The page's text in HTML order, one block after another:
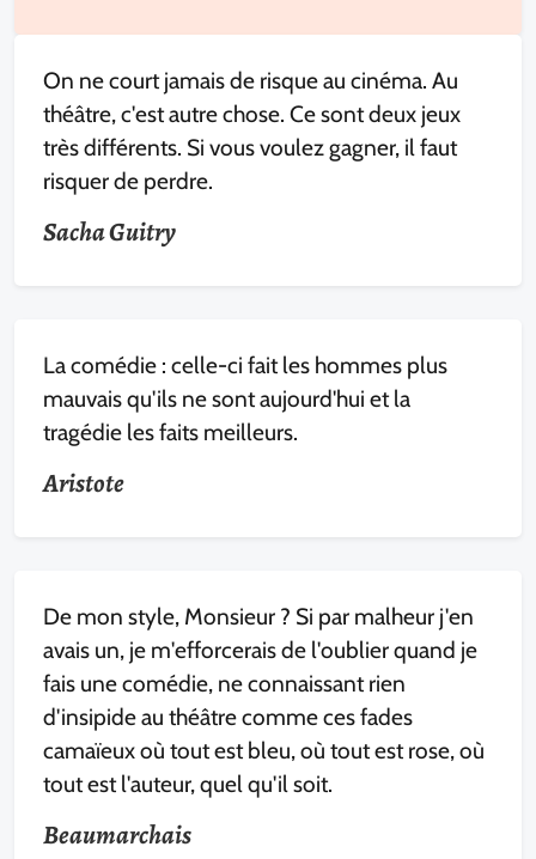
On ne court jamais de risque au cinéma. Au
théâtre, c'est autre chose. Ce sont deux jeux
très différents. Si vous voulez gagner, il faut
risquer de perdre.
Sacha Guitry
La comédie : celle-ci fait les hommes plus
mauvais qu'ils ne sont aujourd'hui et la
tragédie les faits meilleurs.
Aristote
De mon style, Monsieur ? Si par malheur j'en
avais un, je m'efforcerais de l'oublier quand je
fais une comédie, ne connaissant rien
d'insipide au théâtre comme ces fades
camaïeux où tout est bleu, où tout est rose, où
tout est l'auteur, quel qu'il soit.
Beaumarchais